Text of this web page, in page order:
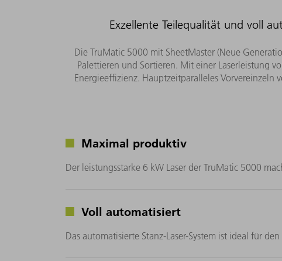
Exzellente Teilequalität und voll
Die TruMatic 5000 mit SheetMaster (Neue
Palettieren und Sortieren. Mit einer Laserleistung
Energieeffizienz. Hauptzeitparalleles
Maximal produktiv
Der leistungsstarke 6 kW Laser der TruMatic 5000
Voll automatisiert
Das automatisierte Stanz-Laser-System ist ideal für